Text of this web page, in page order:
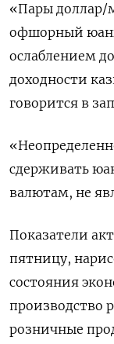
«Пары доллар/
офшорный
ослаблением
доходности
говорится в
сдерживать
валютам, не
Показатели
пятницу,
состояния
производство
розничные